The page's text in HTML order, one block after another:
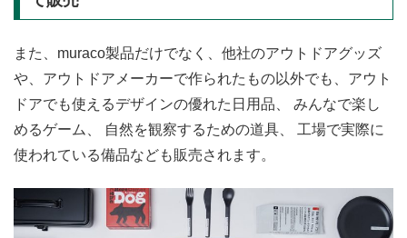
また、muraco製品だけでなく、他社のアウトドアグッズ
や、アウトドアメーカーで作られたもの以外でも、アウト
ドアでも使えるデザインの優れた日用品、 みんなで楽し
めるゲーム、 自然を観察するための道具、 工場で実際に
使われている備品なども販売されます。